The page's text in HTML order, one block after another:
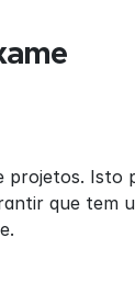
projetos. Isto
que tem